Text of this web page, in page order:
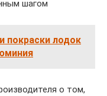
шагом
покраски лодок
о том,